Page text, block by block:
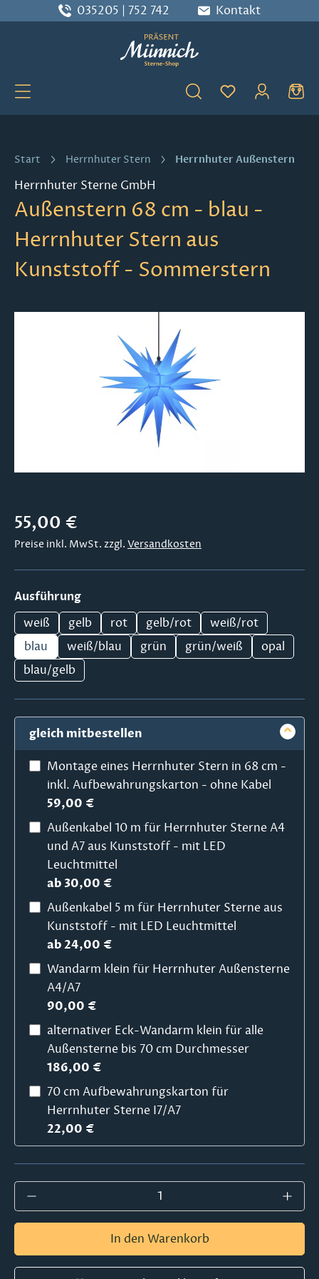
Zum Hauptinhalt springen
035205 | 752 742 Kontakt
Du hast 0
Start Herrnhuter Stern Herrnhuter Außenstern
Herrnhuter Sterne GmbH
Außenstern 68 cm - blau -
Herrnhuter Stern aus
Kunststoff - Sommerstern
Regulärer Preis:
55,00 €
Preise inkl. MwSt. zzgl. Versandkosten
Ausführungauswählen
weiß
gelb rot gelb/rot
weiß/rot
blau
weiß/blau grün grün/weiß
opal
blau/gelb
gleich mitbestellen
Montage eines Herrnhuter Stern in 68 cm -
inkl. Aufbewahrungskarton - ohne Kabel
59,00 €
Außenkabel 10 m für Herrnhuter Sterne A4
und A7 aus Kunststoff - mit LED
Leuchtmittel
ab 30,00 €
Außenkabel 5 m für Herrnhuter Sterne aus
Kunststoff - mit LED Leuchtmittel
ab 24,00 €
Wandarm klein für Herrnhuter Außensterne
A4/A7
90,00 €
alternativer Eck-Wandarm klein für alle
Außensterne bis 70 cm Durchmesser
186,00 €
70 cm Aufbewahrungskarton für
Herrnhuter Sterne I7/A7
22,00 €
Produkt Anzahl: Gib den gewünschten
In den Warenkorb